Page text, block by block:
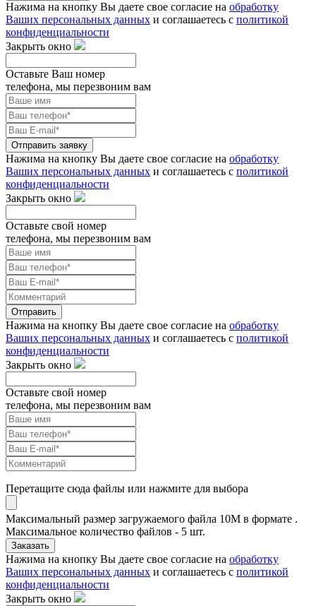
Нажима на кнопку Вы даете свое согласие на обработку
Ваших персональных данных и соглашаетесь с политикой
конфиденциальности
Закрыть окно
Оставьте Ваш номер
телефона, мы перезвоним вам
Отправить заявку
Нажима на кнопку Вы даете свое согласие на обработку
Ваших персональных данных и соглашаетесь с политикой
конфиденциальности
Закрыть окно
Оставьте свой номер
телефона, мы перезвоним вам
Отправить
Нажима на кнопку Вы даете свое согласие на обработку
Ваших персональных данных и соглашаетесь с политикой
конфиденциальности
Закрыть окно
Оставьте свой номер
телефона, мы перезвоним вам
Перетащите сюда файлы или нажмите для выбора
Максимальный размер загружаемого файла 10M в формате .
Максимальное количество файлов - 5 шт.
Заказать
Нажима на кнопку Вы даете свое согласие на обработку
Ваших персональных данных и соглашаетесь с политикой
конфиденциальности
Закрыть окно